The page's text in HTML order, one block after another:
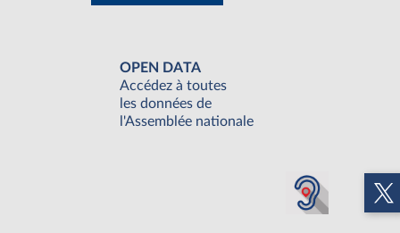
OPEN DATA
Accédez à toutes
les données de
l'Assemblée nationale